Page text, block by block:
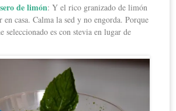
de limón: Y el rico granizado de limón
en casa. Calma la sed y no engorda. Porque
seleccionado es con stevia en lugar de